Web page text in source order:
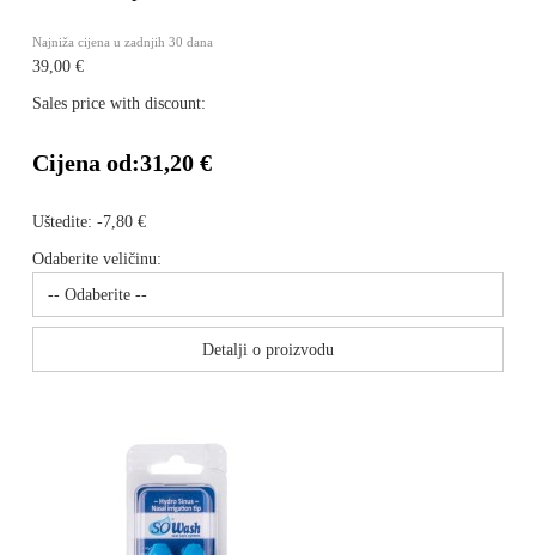
Najniža cijena u zadnjih 30 dana
39,00 €
Sales price with discount:
Cijena od:31,20 €
Uštedite: -7,80 €
Odaberite veličinu:
Detalji o proizvodu